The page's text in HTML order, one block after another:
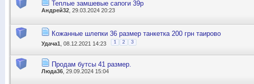
Теплые замшевые сапоги 39р
Андрей32 , 29.03.2024 20:23
Кожанные шлепки 36 размер танкетка 200 грн таирово
Удача1 , 08.12.2021 14:23 1 2 3
Продам бутсы 41 размер.
Люда36 , 29.09.2024 15:04